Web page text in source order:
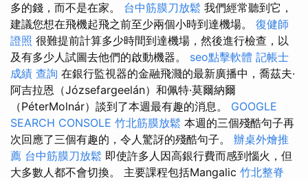
多的錢，而不是在家。 台中筋膜刀放鬆 我們經常聽到它，
建議您想在飛機起飛之前至少兩個小時到達機場。 復健師
證照 很難提前計算多少時間到達機場，然後進行檢查，以
及有多少人試圖去他們的啟動機器。 seo點擊軟體 記帳士
成績 查詢 在銀行監視器的金融飛濺的最新廣播中，喬茲夫·
阿吉拉恩（Józsefargeelán）和佩特·莫爾納爾
（PéterMolnár）談到了本週最有趣的消息。 GOOGLE
SEARCH CONSOLE 竹北筋膜放鬆 本週的三個殘酷句子再
次回應了三個有趣的，令人驚訝的殘酷句子。 辦桌外燴推
薦 台中筋膜刀放鬆 即使許多人因高銀行費而感到惱火，但
大多數人都不會切換。 主要課程包括Mangalic 竹北整脊